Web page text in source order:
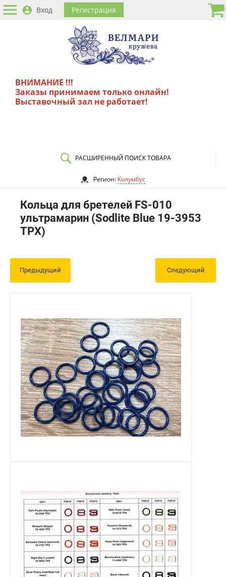
Вход Регистрация
ВНИМАНИЕ !!!
Заказы принимаем только онлайн!
Выставочный зал не работает!
РАСШИРЕННЫЙ ПОИСК ТОВАРА
Регион: Колумбус
Кольца для бретелей FS-010
ультрамарин (Sodlite Blue 19-3953
TPX)
Предыдущий Следующий